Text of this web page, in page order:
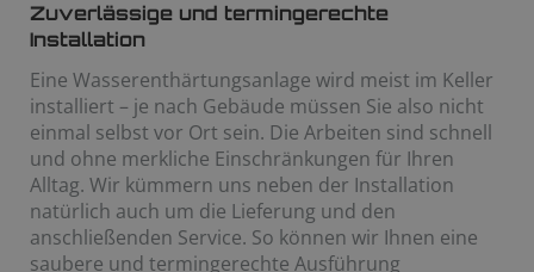
Zuverlässige und termingerechte
Installation
Eine Wasserenthärtungsanlage wird meist im Keller
installiert – je nach Gebäude müssen Sie also nicht
einmal selbst vor Ort sein. Die Arbeiten sind schnell
und ohne merkliche Einschränkungen für Ihren
Alltag. Wir kümmern uns neben der Installation
natürlich auch um die Lieferung und den
anschließenden Service. So können wir Ihnen eine
saubere und termingerechte Ausführung